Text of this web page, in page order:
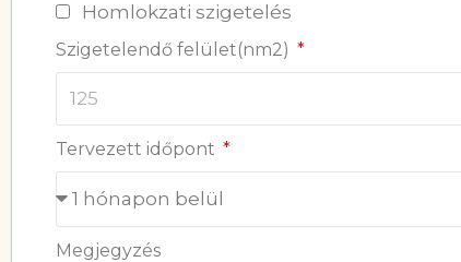
Homlokzati szigetelés
Szigetelendő felület(nm2)
Tervezett időpont
Megjegyzés